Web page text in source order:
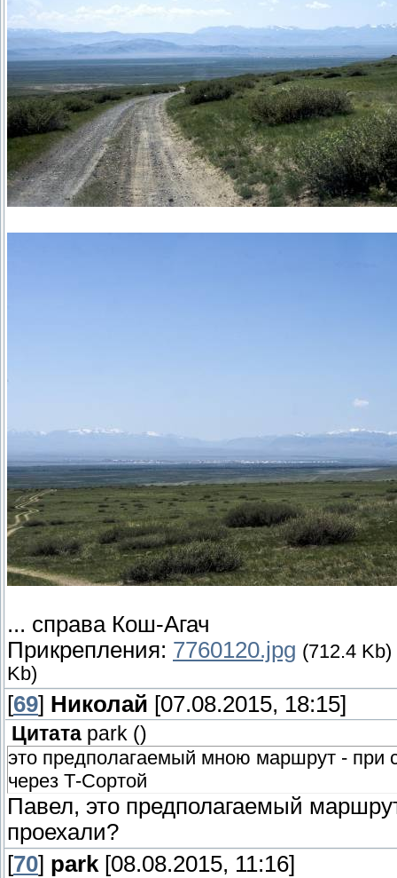
... справа Кош-Агач
Прикрепления: 7760120.jpg (712.4 Kb)
Kb)
[69] Николай [07.08.2015, 18:15]
Цитата park ()
это предполагаемый мною маршрут - при
через Т-Сортой
Павел, это предполагаемый
проехали?
[70] park [08.08.2015, 11:16]